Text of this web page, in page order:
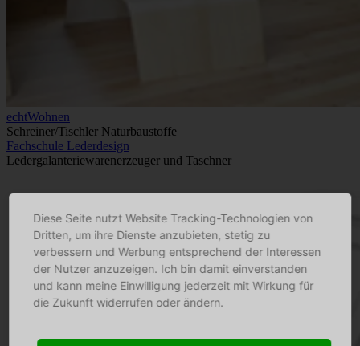
echtWohnen
Schreiner/Tischler Naturbaustoffe
Fachschule Lederdesign
Ledergalanteriewarenerzeuger und Taschner
Diese Seite nutzt Website Tracking-Technologien von
Dritten, um ihre Dienste anzubieten, stetig zu
verbessern und Werbung entsprechend der Interessen
der Nutzer anzuzeigen. Ich bin damit einverstanden
und kann meine Einwilligung jederzeit mit Wirkung für
die Zukunft widerrufen oder ändern.